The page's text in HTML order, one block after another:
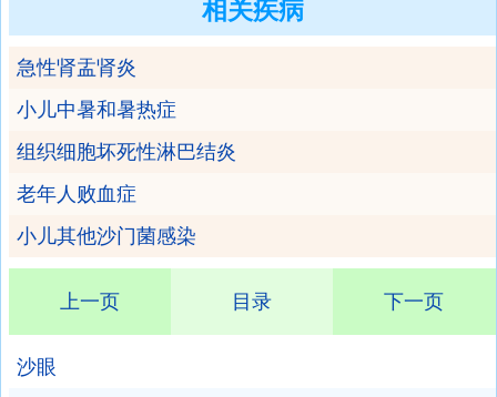
相关疾病
急性肾盂肾炎
小儿中暑和暑热症
组织细胞坏死性淋巴结炎
老年人败血症
小儿其他沙门菌感染
上一页 目录 下一页
沙眼